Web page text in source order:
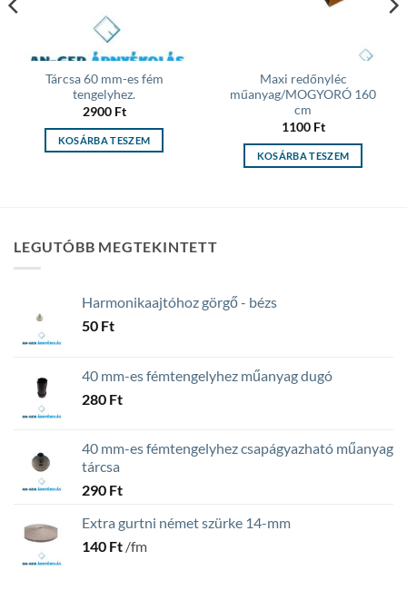
Tárcsa 60 mm-es fém
tengelyhez.
2900 Ft
KOSÁRBA TESZEM
Maxi redőnyléc
műanyag/MOGYORÓ 160
cm
1100 Ft
KOSÁRBA TESZEM
LEGUTÓBB MEGTEKINTETT
Harmonikaajtóhoz görgő - bézs
50 Ft
40 mm-es fémtengelyhez műanyag dugó
280 Ft
40 mm-es fémtengelyhez csapágyazható műanyag
tárcsa
290 Ft
Extra gurtni német szürke 14-mm
140 Ft /fm